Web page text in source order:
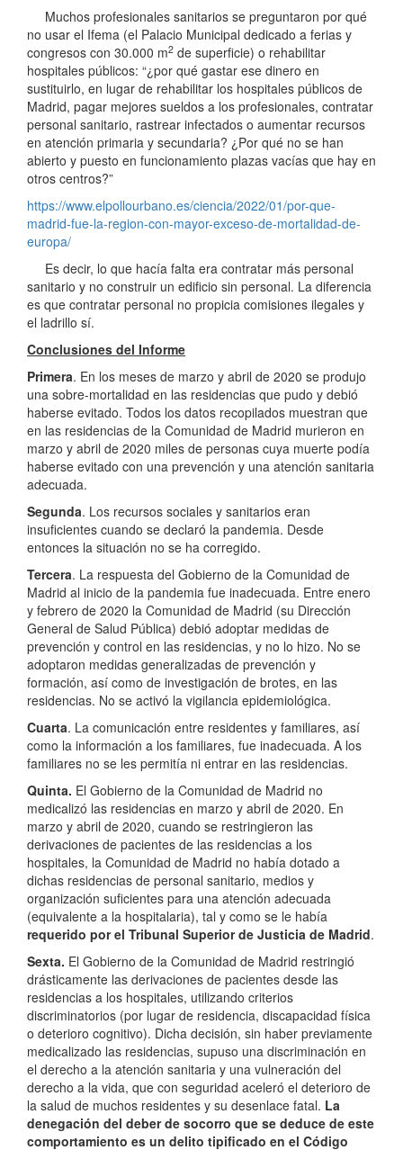
Muchos profesionales sanitarios se preguntaron por qué
no usar el Ifema (el Palacio Municipal dedicado a ferias y
congresos con 30.000 m2 de superficie) o rehabilitar
hospitales públicos: “¿por qué gastar ese dinero en
sustituirlo, en lugar de rehabilitar los hospitales públicos de
Madrid, pagar mejores sueldos a los profesionales, contratar
personal sanitario, rastrear infectados o aumentar recursos
en atención primaria y secundaria? ¿Por qué no se han
abierto y puesto en funcionamiento plazas vacías que hay en
otros centros?”
https://www.elpollourbano.es/ciencia/2022/01/por-que-
madrid-fue-la-region-con-mayor-exceso-de-mortalidad-de-
europa/
Es decir, lo que hacía falta era contratar más personal
sanitario y no construir un edificio sin personal. La diferencia
es que contratar personal no propicia comisiones ilegales y
el ladrillo sí.
Conclusiones del Informe
Primera. En los meses de marzo y abril de 2020 se produjo
una sobre-mortalidad en las residencias que pudo y debió
haberse evitado. Todos los datos recopilados muestran que
en las residencias de la Comunidad de Madrid murieron en
marzo y abril de 2020 miles de personas cuya muerte podía
haberse evitado con una prevención y una atención sanitaria
adecuada.
Segunda. Los recursos sociales y sanitarios eran
insuficientes cuando se declaró la pandemia. Desde
entonces la situación no se ha corregido.
Tercera. La respuesta del Gobierno de la Comunidad de
Madrid al inicio de la pandemia fue inadecuada. Entre enero
y febrero de 2020 la Comunidad de Madrid (su Dirección
General de Salud Pública) debió adoptar medidas de
prevención y control en las residencias, y no lo hizo. No se
adoptaron medidas generalizadas de prevención y
formación, así como de investigación de brotes, en las
residencias. No se activó la vigilancia epidemiológica.
Cuarta. La comunicación entre residentes y familiares, así
como la información a los familiares, fue inadecuada. A los
familiares no se les permitía ni entrar en las residencias.
Quinta. El Gobierno de la Comunidad de Madrid no
medicalizó las residencias en marzo y abril de 2020. En
marzo y abril de 2020, cuando se restringieron las
derivaciones de pacientes de las residencias a los
hospitales, la Comunidad de Madrid no había dotado a
dichas residencias de personal sanitario, medios y
organización suficientes para una atención adecuada
(equivalente a la hospitalaria), tal y como se le había
requerido por el Tribunal Superior de Justicia de Madrid.
Sexta. El Gobierno de la Comunidad de Madrid restringió
drásticamente las derivaciones de pacientes desde las
residencias a los hospitales, utilizando criterios
discriminatorios (por lugar de residencia, discapacidad física
o deterioro cognitivo). Dicha decisión, sin haber previamente
medicalizado las residencias, supuso una discriminación en
el derecho a la atención sanitaria y una vulneración del
derecho a la vida, que con seguridad aceleró el deterioro de
la salud de muchos residentes y su desenlace fatal. La
denegación del deber de socorro que se deduce de este
comportamiento es un delito tipificado en el Código